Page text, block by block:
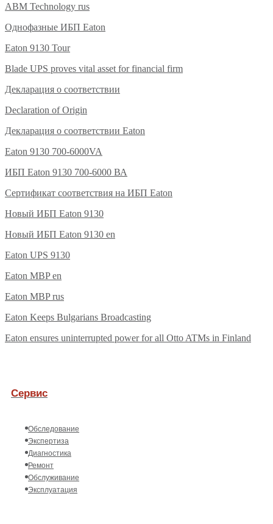
ABM Technology rus
Однофазные ИБП Eaton
Eaton 9130 Tour
Blade UPS proves vital asset for financial firm
Декларация о соответствии
Declaration of Origin
Декларация о соответствии Eaton
Eaton 9130 700-6000VA
ИБП Eaton 9130 700-6000 ВА
Сертификат соответствия на ИБП Eaton
Новый ИБП Eaton 9130
Новый ИБП Eaton 9130 en
Eaton UPS 9130
Eaton MBP en
Eaton MBP rus
Eaton Keeps Bulgarians Broadcasting
Eaton ensures uninterrupted power for all Otto ATMs in Finland
Сервис
Обследование
Экспертиза
Диагностика
Ремонт
Обслуживание
Эксплуатация